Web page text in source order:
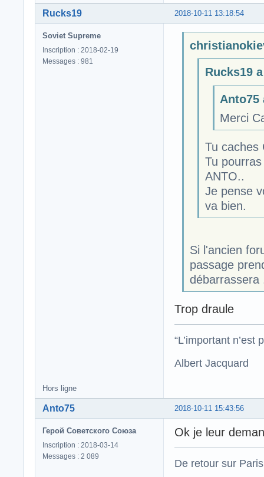
2018-10-11 13:18:54
Rucks19
Soviet Supreme
Inscription : 2018-02-19
Messages : 981
Rucks19
Anto75
Merci
Tu
Tu
ANTO..
Je pense
va bien.
Si l'ancien
passage
débarrassera
Trop draule
“L’important
Albert Jacquard
Hors ligne
2018-10-11 15:43:56
Anto75
Герой Советского Союза
Inscription : 2018-03-14
Messages : 2 089
Ok je leur
De retour sur Paris